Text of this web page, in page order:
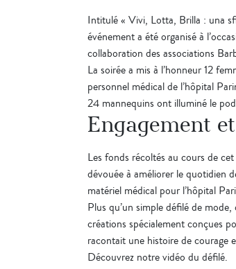
Intitulé « Vivi, Lotta, Brilla : una
événement a été organisé à
collaboration des associations
La soirée a mis à l’honneur 12
personnel médical de l’hôpital
24 mannequins ont illuminé le
Engagement
Les fonds récoltés au cours de
dévouée à améliorer le quotidien
matériel médical pour l’hôpital
Plus qu’un simple défilé de
créations spécialement conçues
racontait une histoire de courage
Découvrez notre vidéo du défilé.